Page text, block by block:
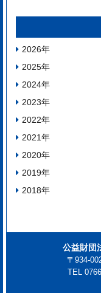
2026年
2025年
2024年
2023年
2022年
2021年
2020年
2019年
2018年
公益財団
〒934-
TEL